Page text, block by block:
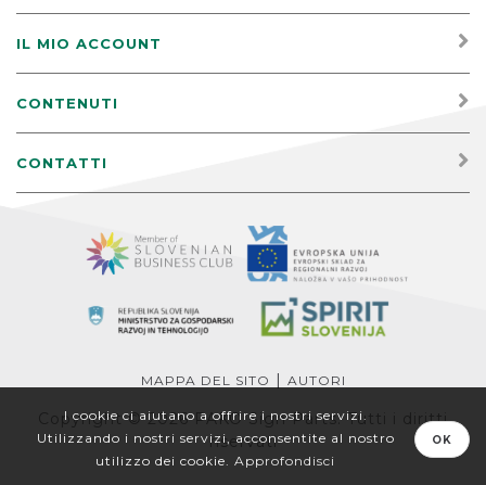
IL MIO ACCOUNT
CONTENUTI
CONTATTI
MAPPA DEL SITO | AUTORI
Copyright © 2026 PAKO Sign Parts. Tutti i diritti
riservati
I cookie ci aiutano a offrire i nostri servizi.
Utilizzando i nostri servizi, acconsentite al nostro
utilizzo dei cookie. Approfondisci
OK